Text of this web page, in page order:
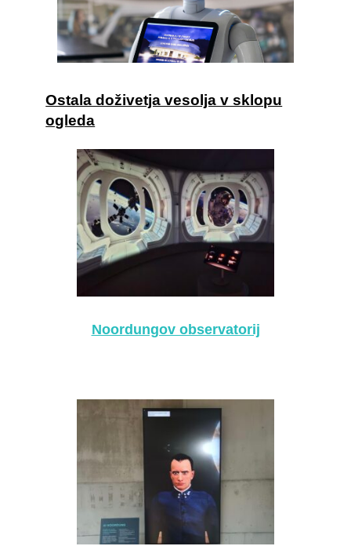
Ostala doživetja vesolja v sklopu
ogleda
Noordungov observatorij